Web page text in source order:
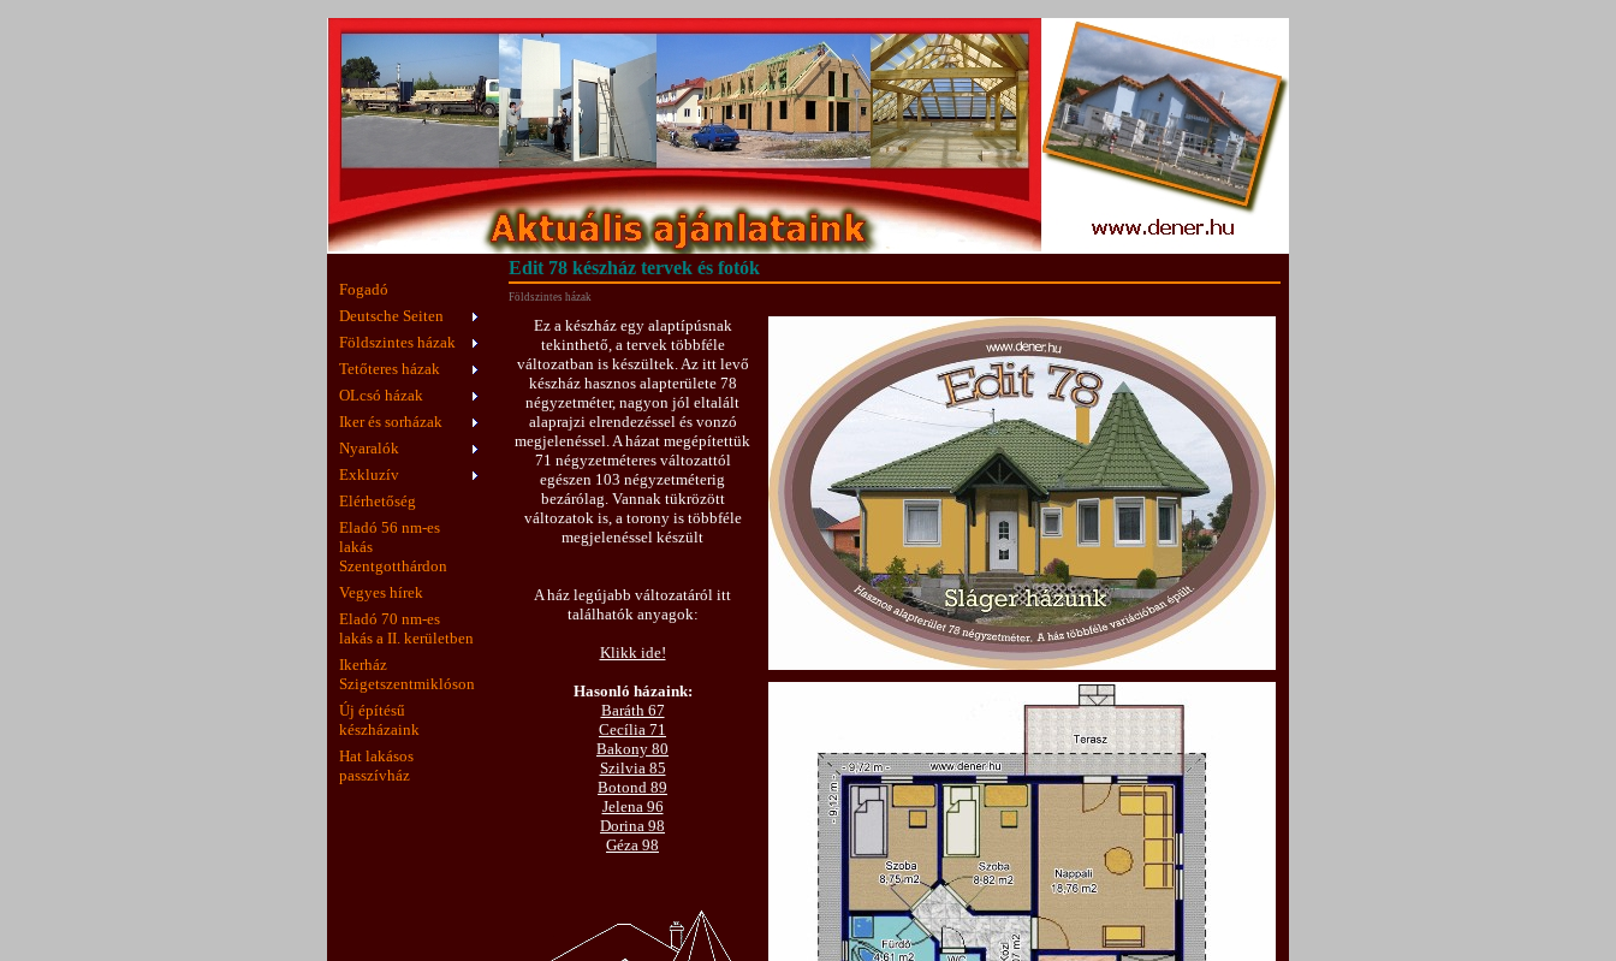
Fogadó
Deutsche Seiten
Földszintes házak
Tetőteres házak
OLcsó házak
Iker és sorházak
Nyaralók
Exkluzív
Elérhetőség
Eladó 56 nm-es
lakás
Szentgotthárdon
Vegyes hírek
Eladó 70 nm-es
lakás a II. kerületben
Ikerház
Szigetszentmiklóson
Új építésű
készházaink
Hat lakásos
passzívház
Edit 78 készház tervek és fotók
Földszintes házak
Ez a készház egy alaptípúsnak
tekinthető, a tervek többféle
változatban is készültek. Az itt levő
készház hasznos alapterülete 78
négyzetméter, nagyon jól eltalált
alaprajzi elrendezéssel és vonzó
megjelenéssel. A házat megépítettük
71 négyzetméteres változattól
egészen 103 négyzetméterig
bezárólag. Vannak tükrözött
változatok is, a torony is többféle
megjelenéssel készült
A ház legújabb változatáról itt
találhatók anyagok:
Klikk ide!
Hasonló házaink:
Baráth 67
Cecília 71
Bakony 80
Szilvia 85
Botond 89
Jelena 96
Dorina 98
Géza 98